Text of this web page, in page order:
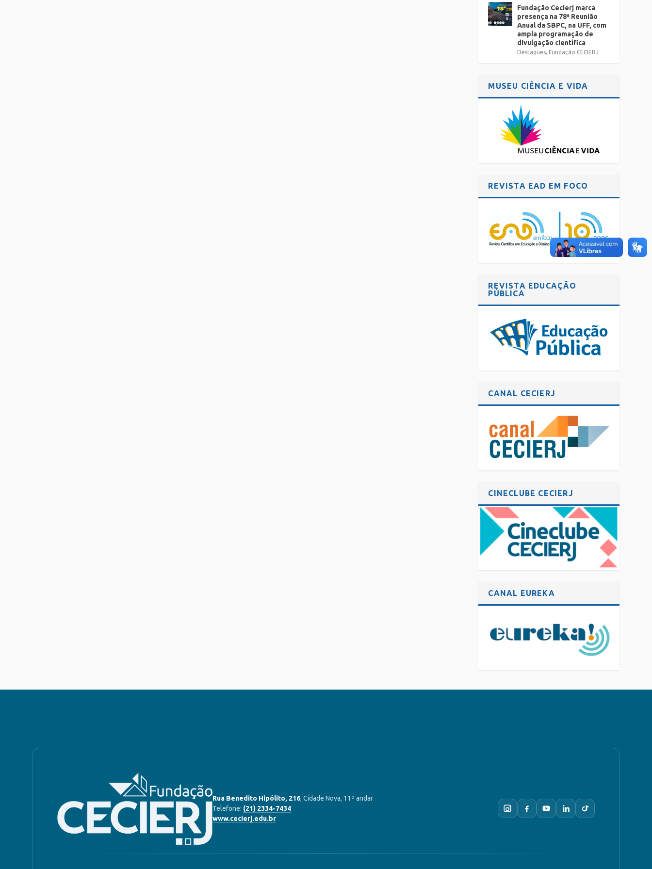
Fundação Cecierj marca
presença na 78ª Reunião
Anual da SBPC, na UFF, com
ampla programação de
divulgação científica
Destaques, Fundação CECIERJ
MUSEU CIÊNCIA E VIDA
REVISTA EAD EM FOCO
REVISTA EDUCAÇÃO
PÚBLICA
CANAL CECIERJ
CINECLUBE CECIERJ
CANAL EUREKA
Rua Benedito Hipólito, 216, Cidade Nova, 11º andar
Telefone: (21) 2334-7434
www.cecierj.edu.br